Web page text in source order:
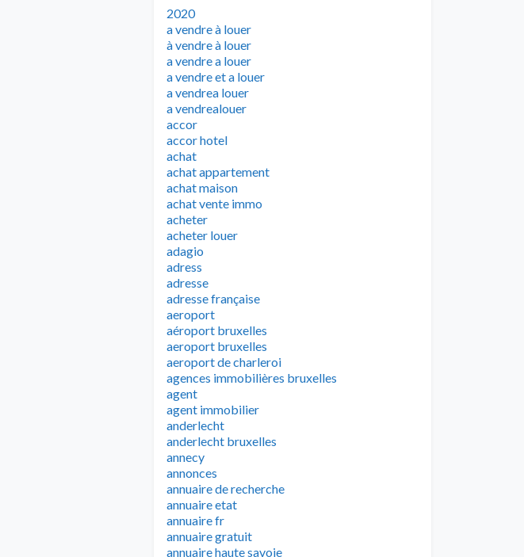
2020
a vendre à louer
à vendre à louer
a vendre a louer
a vendre et a louer
a vendrea louer
a vendrealouer
accor
accor hotel
achat
achat appartement
achat maison
achat vente immo
acheter
acheter louer
adagio
adress
adresse
adresse française
aeroport
aéroport bruxelles
aeroport bruxelles
aeroport de charleroi
agences immobilières bruxelles
agent
agent immobilier
anderlecht
anderlecht bruxelles
annecy
annonces
annuaire de recherche
annuaire etat
annuaire fr
annuaire gratuit
annuaire haute savoie